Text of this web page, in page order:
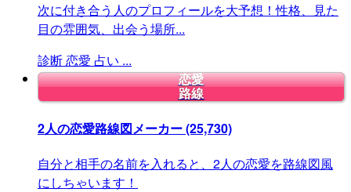
次に付き合う人のプロフィールを大予想！性格、見た
目の雰囲気、出会う場所...
診断恋愛 占い ...
恋愛
路線
2人の恋愛路線図メーカー(25,730)
自分と相手の名前を入れると、2人の恋愛を路線図風
にしちゃいます！